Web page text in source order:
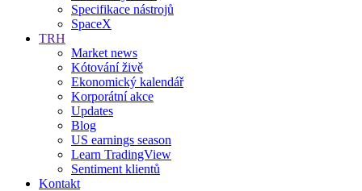
Specifikace nástrojů
SpaceX
TRH
Market news
Kótování živě
Ekonomický kalendář
Korporátní akce
Updates
Blog
US earnings season
Learn TradingView
Sentiment klientů
Kontakt